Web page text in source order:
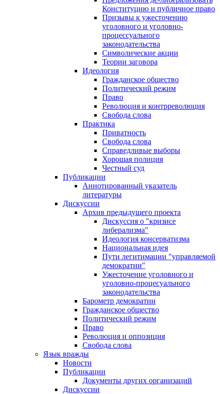
Конституцию и публичное право
Призывы к ужесточению
уголовного и уголовно-
процессуального
законодательства
Символические акции
Теории заговора
Идеология
Гражданское общество
Политический режим
Право
Революция и контрреволюция
Свобода слова
Практика
Приватность
Свобода слова
Справедливые выборы
Хорошая полиция
Честный суд
Публикации
Аннотированный указатель
литературы
Дискуссии
Архив предыдущего проекта
Дискуссия о "кризисе
либерализма"
Идеология консерватизма
Национальная идея
Пути легитимации "управляемой
демократии"
Ужесточение уголовного и
уголовно-процесуального
законодательства
Барометр демократии
Гражданское общество
Политический режим
Право
Революция и оппозиция
Свобода слова
Язык вражды
Новости
Публикации
Документы других организаций
Дискуссии